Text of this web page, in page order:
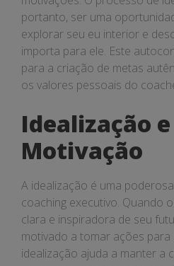
portanto, ser uma
explorar seu eu interior e
importa para ele. Este
para a criação de metas
os valores pessoais do
Idealização e
Motivação
A idealização é uma
coaching executivo. Quando
clara e inspiradora de seu
motivado a tomar ações para
idealização ajuda a manter a